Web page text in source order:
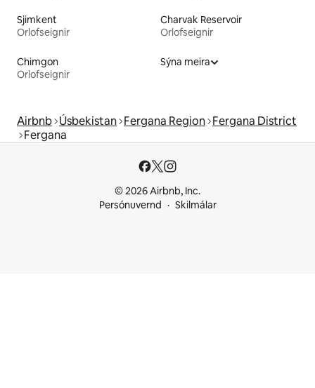
Sjimkent
Orlofseignir
Charvak Reservoir
Orlofseignir
Chimgon
Orlofseignir
Sýna meira
Airbnb Úsbekistan Fergana Region Fergana District
Fergana
© 2026 Airbnb, Inc.
Persónuvernd
Skilmálar